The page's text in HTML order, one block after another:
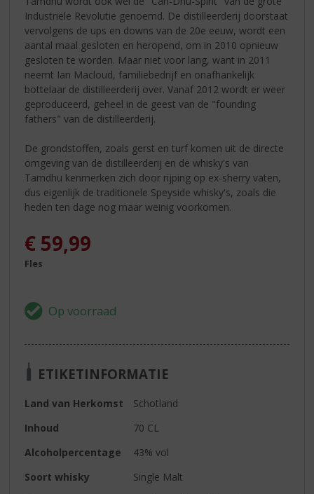
Industriële Revolutie genoemd. De distilleerderij doorstaat
vervolgens de ups en downs van de 20e eeuw, wordt een
aantal maal gesloten en heropend, om in 2010 opnieuw
gesloten te worden. Maar niet voor lang, want in 2011
neemt Ian Macloud, familiebedrijf en onafhankelijk
bottelaar de distilleerderij over. Vanaf 2012 wordt er weer
geproduceerd, geheel in de geest van de "founding
fathers" van de distilleerderij.
De grondstoffen, zoals gerst en turf komen uit de directe
omgeving van de distilleerderij en de whisky's van
Tamdhu kenmerken zich door rijping op ex-sherry vaten,
dus eigenlijk de traditionele Speyside whisky's, zoals die
heden ten dage nog maar weinig voorkomen.
€ 59,99
Fles
ETIKETINFORMATIE
Land van Herkomst
Schotland
Inhoud
70 CL
Alcoholpercentage
43% vol
Soort whisky
Single Malt